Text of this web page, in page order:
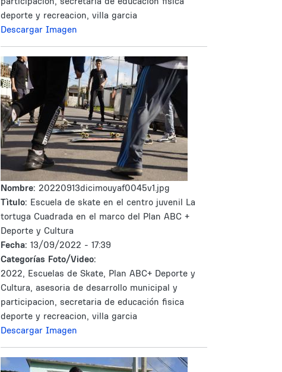
deporte y recreacion, villa garcia
Descargar Imagen
Nombre: 20220913dicimouyaf0045v1.jpg
Tìtulo: Escuela de skate en el centro juvenil La
tortuga Cuadrada en el marco del Plan ABC +
Deporte y Cultura
Fecha: 13/09/2022 - 17:39
Categorías Foto/Video:
2022, Escuelas de Skate, Plan ABC+ Deporte y
Cultura, asesoria de desarrollo municipal y
participacion, secretaria de educación fisica
deporte y recreacion, villa garcia
Descargar Imagen